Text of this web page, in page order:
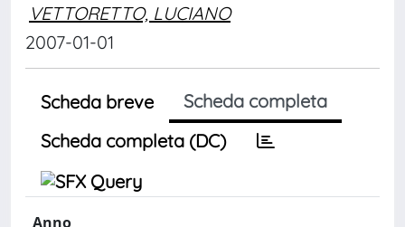
VETTORETTO, LUCIANO
2007-01-01
Scheda breve
Scheda completa
Scheda completa (DC)
Anno